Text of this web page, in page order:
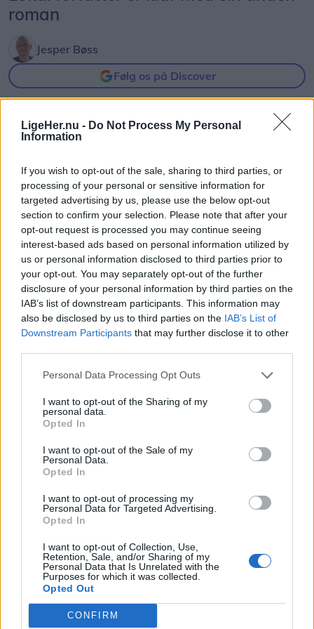
LigeHer.nu - Do Not Process My Personal
Information
If you wish to opt-out of the sale, sharing to third parties, or
processing of your personal or sensitive information for
targeted advertising by us, please use the below opt-out
section to confirm your selection. Please note that after your
opt-out request is processed you may continue seeing
interest-based ads based on personal information utilized by
us or personal information disclosed to third parties prior to
your opt-out. You may separately opt-out of the further
disclosure of your personal information by third parties on the
IAB’s list of downstream participants. This information may
also be disclosed by us to third parties on the IAB’s List of
Downstream Participants that may further disclose it to other
Personal Data Processing Opt Outs
I want to opt-out of the Sharing of my
personal data.
Opted In
I want to opt-out of the Sale of my
Personal Data.
Opted In
I want to opt-out of processing my
Personal Data for Targeted Advertising.
Opted In
I want to opt-out of Collection, Use,
Retention, Sale, and/or Sharing of my
Personal Data that Is Unrelated with the
Purposes for which it was collected.
Opted Out
CONFIRM
roman
Jesper Bøss
Følg os på Discover
ARDEN: For to år siden udgav Jette Dige Rokos fra
ræven har skidt”, der fik en flot modtagelse hos
både læsere og anmeldere.
Nu er hun klar med fortsættelsen ”Som en
havmåge”.
Jette Dige Rokos bor sammen med sin mand lidt
udenfor Arden og parret har også et hus på
Island, hvor de tilbringer flere måneder om året.
Jette er uddannet i kunsthistorie fra Københavns
Universitet og i dansk og uddannelsesstudier fra
Islands Universitet. Tidligere har hun skrevet en
række forskellige undervisningsbøger.
I dag arbejder hun ikke som underviser længere,
og for nogle år siden fik hun lyst til at kaste sig ud i
at skrive på en helt anden måde. Det blev til
debutromanen ”Sådan én ræven har skidt”, der
kom på gaden for to år siden.
Bogen handlede om Edith, som man møder første
gang som 6-årig, og følger til hun er 30 år.
Inspirationen til Edith har Jette hentet i sin mors liv,